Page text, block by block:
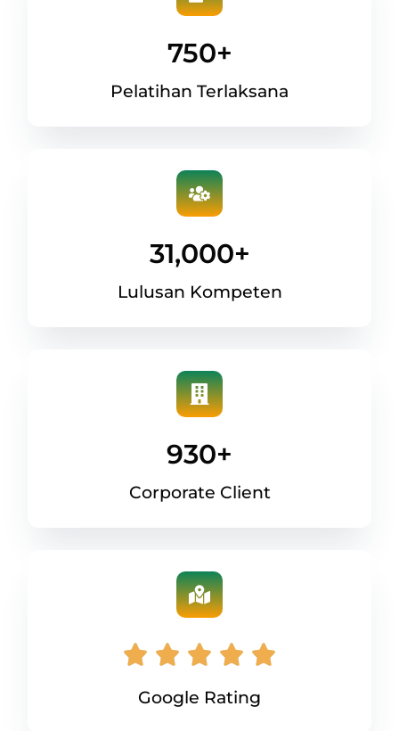
750+
Pelatihan Terlaksana
31,000+
Lulusan Kompeten
930+
Corporate Client
Google Rating